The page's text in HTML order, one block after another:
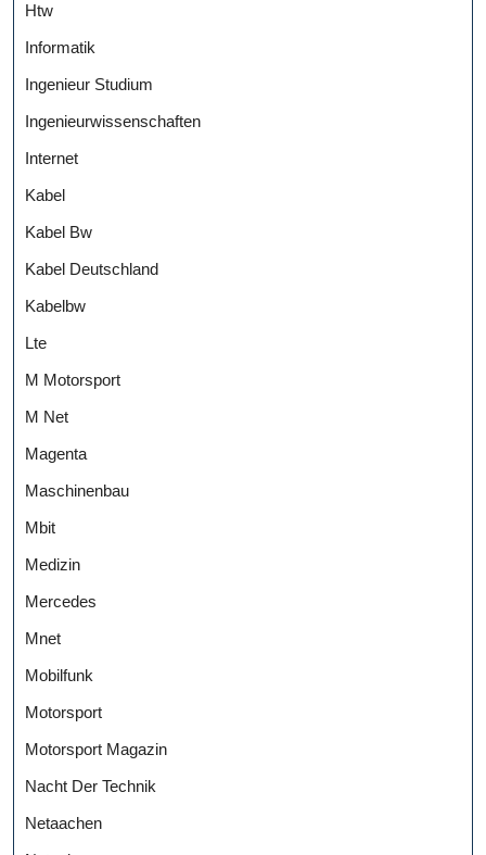
Htw
Informatik
Ingenieur Studium
Ingenieurwissenschaften
Internet
Kabel
Kabel Bw
Kabel Deutschland
Kabelbw
Lte
M Motorsport
M Net
Magenta
Maschinenbau
Mbit
Medizin
Mercedes
Mnet
Mobilfunk
Motorsport
Motorsport Magazin
Nacht Der Technik
Netaachen